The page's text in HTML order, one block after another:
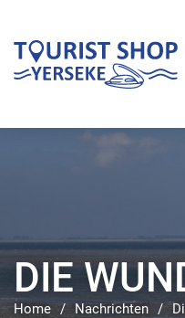
DIE
Home / Nachrichten /